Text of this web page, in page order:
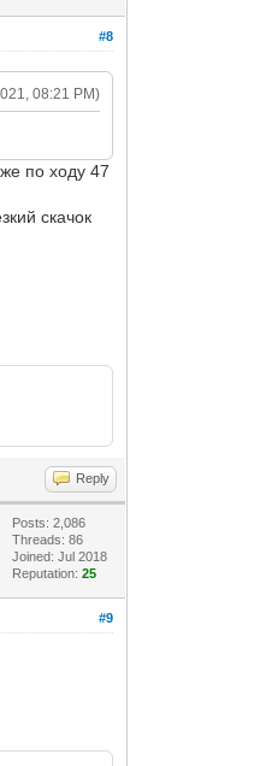
#8
08:21 PM)
по ходу 47
скачок
Reply
Posts: 2,086
Threads: 86
Joined: Jul 2018
Reputation:25
#9